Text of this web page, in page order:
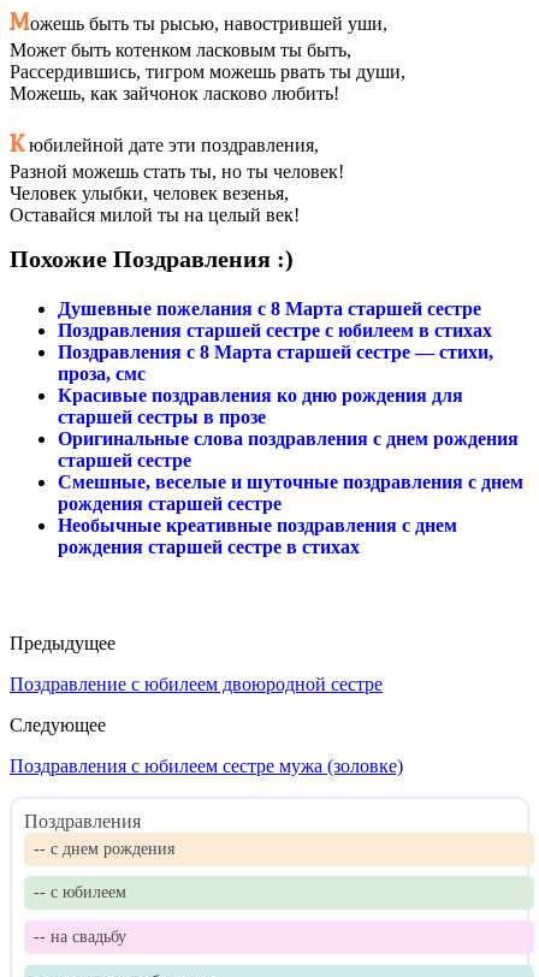
Можешь быть ты рысью, навострившей уши,
Может быть котенком ласковым ты быть,
Рассердившись, тигром можешь рвать ты души,
Можешь, как зайчонок ласково любить!
Кюбилейной дате эти поздравления,
Разной можешь стать ты, но ты человек!
Человек улыбки, человек везенья,
Оставайся милой ты на целый век!
Похожие Поздравления :)
Душевные пожелания с 8 Марта старшей сестре
Поздравления старшей сестре с юбилеем в стихах
Поздравления с 8 Марта старшей сестре — стихи,
проза, смс
Красивые поздравления ко дню рождения для
старшей сестры в прозе
Оригинальные слова поздравления с днем рождения
старшей сестре
Смешные, веселые и шуточные поздравления с днем
рождения старшей сестре
Необычные креативные поздравления с днем
рождения старшей сестре в стихах
Предыдущее
Поздравление с юбилеем двоюродной сестре
Следующее
Поздравления с юбилеем сестре мужа (золовке)
Поздравления
-- с днем рождения
-- с юбилеем
-- на свадьбу